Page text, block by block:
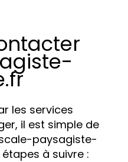
les services
il est simple de
paysagiste-
à suivre :